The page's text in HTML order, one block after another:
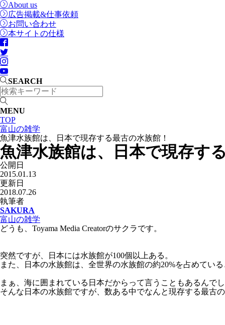
About us
広告掲載&仕事依頼
お問い合わせ
本サイトの仕様
SEARCH
MENU
TOP
富山の雑学
魚津水族館は、日本で現存する最古の水族館！
魚津水族館は、日本で現存す
公開日
2015.01.13
更新日
2018.07.26
執筆者
SAKURA
富山の雑学
どうも、Toyama Media Creatorのサクラです。
突然ですが、日本には水族館が100個以上ある。
また、日本の水族館は、全世界の水族館の約20%を占めている
まぁ、海に囲まれている日本だからって言うこともあるんでし
そんな日本の水族館ですが、数ある中でなんと現存する最古の